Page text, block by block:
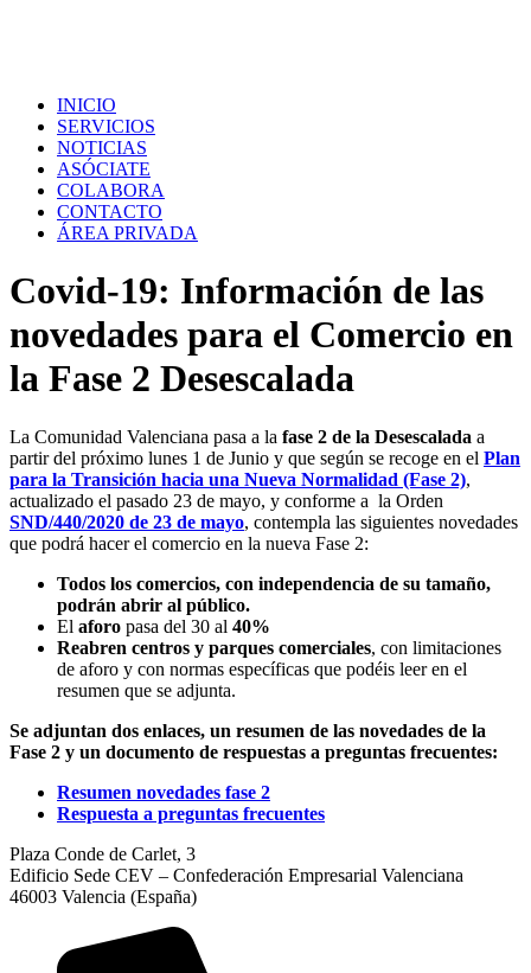
INICIO
SERVICIOS
NOTICIAS
ASÓCIATE
COLABORA
CONTACTO
ÁREA PRIVADA
Covid-19: Información de las
novedades para el Comercio en
la Fase 2 Desescalada
La Comunidad Valenciana pasa a la fase 2 de la Desescalada a
partir del próximo lunes 1 de Junio y que según se recoge en el Plan
para la Transición hacia una Nueva Normalidad (Fase 2),
actualizado el pasado 23 de mayo, y conforme a la Orden
SND/440/2020 de 23 de mayo, contempla las siguientes novedades
que podrá hacer el comercio en la nueva Fase 2:
Todos los comercios, con independencia de su tamaño,
podrán abrir al público.
El aforo pasa del 30 al 40%
Reabren centros y parques comerciales, con limitaciones
de aforo y con normas específicas que podéis leer en el
resumen que se adjunta.
Se adjuntan dos enlaces, un resumen de las novedades de la
Fase 2 y un documento de respuestas a preguntas frecuentes:
Resumen novedades fase 2
Respuesta a preguntas frecuentes
Plaza Conde de Carlet, 3
Edificio Sede CEV – Confederación Empresarial Valenciana
46003 Valencia (España)